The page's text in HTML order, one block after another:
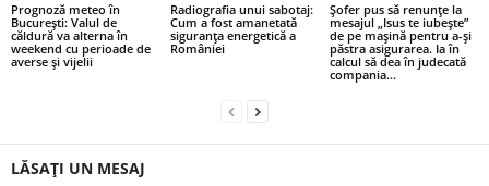
Prognoză meteo în
București: Valul de
căldură va alterna în
weekend cu perioade de
averse şi vijelii
Radiografia unui sabotaj:
Cum a fost amanetată
siguranța energetică a
României
Șofer pus să renunțe la
mesajul „Isus te iubește”
de pe mașină pentru a-și
păstra asigurarea. Ia în
calcul să dea în judecată
compania...
LĂSAȚI UN MESAJ